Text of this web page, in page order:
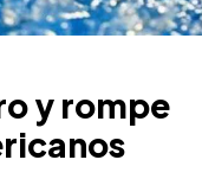
y rompe